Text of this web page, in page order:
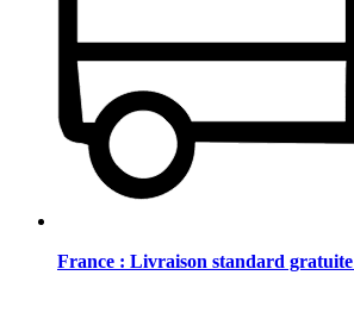
France : Livraison standard gratuite